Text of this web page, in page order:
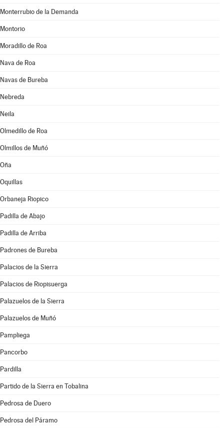
Monterrubio de la Demanda
Montorio
Moradillo de Roa
Nava de Roa
Navas de Bureba
Nebreda
Neila
Olmedillo de Roa
Olmillos de Muñó
Oña
Oquillas
Orbaneja Riopico
Padilla de Abajo
Padilla de Arriba
Padrones de Bureba
Palacios de la Sierra
Palacios de Riopisuerga
Palazuelos de la Sierra
Palazuelos de Muñó
Pampliega
Pancorbo
Pardilla
Partido de la Sierra en Tobalina
Pedrosa de Duero
Pedrosa del Páramo